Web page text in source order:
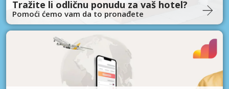
Tražite li odličnu ponudu za vaš hotel?
Pomoći ćemo vam da to pronađete